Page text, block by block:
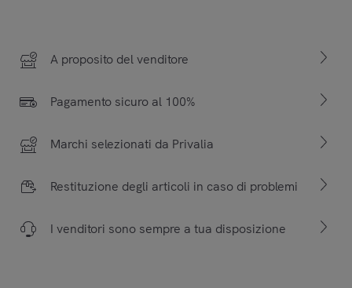
A proposito del venditore
Pagamento sicuro al 100%
Marchi selezionati da Privalia
Restituzione degli articoli in caso di problemi
I venditori sono sempre a tua disposizione